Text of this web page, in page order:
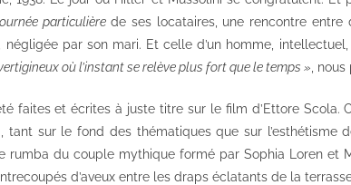
particulière de ses locataires, une rencontre entre
par son mari. Et celle d’un homme,
où l’instant se relève plus fort que le temps » ,
faites et écrites à juste titre sur le film d’Ettore Scola.
tant sur le fond des thématiques que sur l’esthétisme
rumba du couple mythique formé par Sophia Loren et
d’aveux entre les draps éclatants de la